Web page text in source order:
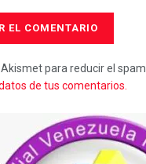
para reducir el spam.
de tus comentarios.